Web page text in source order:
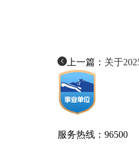
上一篇： 关于
服务热线：96500